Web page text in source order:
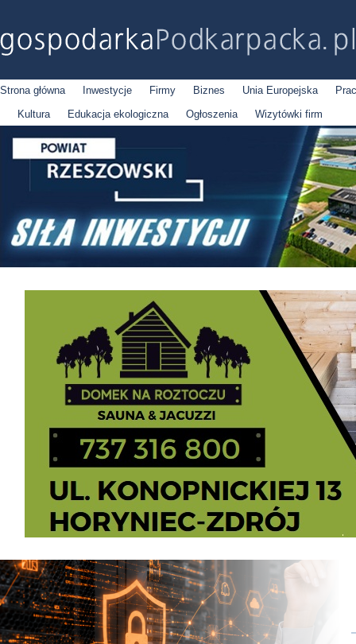
Strona główna Inwestycje Firmy Biznes Unia Europejska
Kultura
Edukacja ekologiczna Ogłoszenia Wizytówki firm